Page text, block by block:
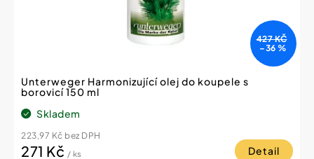
427 KČ
–36 %
Unterweger Harmonizující olej do koupele s
borovicí 150 ml
Skladem
223,97 Kč bez DPH
271 Kč / ks Detail